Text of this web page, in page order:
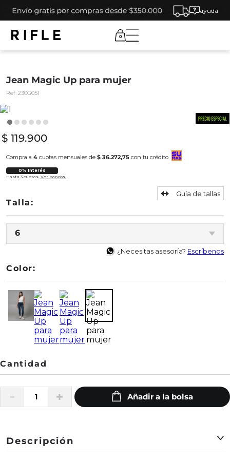
ayuda
0
Jean Magic Up para mujer
Ref: 230G051
$ 119.900
Compra a 4 cuotas mensuales de $ 36.272,75 con tu crédito
0% Interés
Hasta 3 cuotas. Ver bancos.
6
Guía de tallas
¿Necesitas asesoría? Escríbenos
Color:
Descripción